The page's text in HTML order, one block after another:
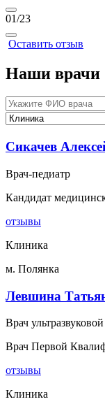
01/23
Оставить отзыв
Наши врачи
Сикачев
Врач-педиатр
Кандидат
отзывы
Клиника
м. Полянка
Левшина
Врач
Врач Первой
отзывы
Клиника